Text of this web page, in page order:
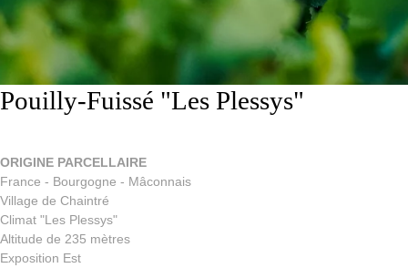
Pouilly-Fuissé "Les Plessys"
ORIGINE PARCELLAIRE
France - Bourgogne - Mâconnais
Village de Chaintré
Climat "Les Plessys"
Altitude de 235 mètres
Exposition Est